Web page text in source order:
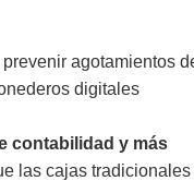
prevenir agotamientos
digitales
contabilidad y más
las cajas